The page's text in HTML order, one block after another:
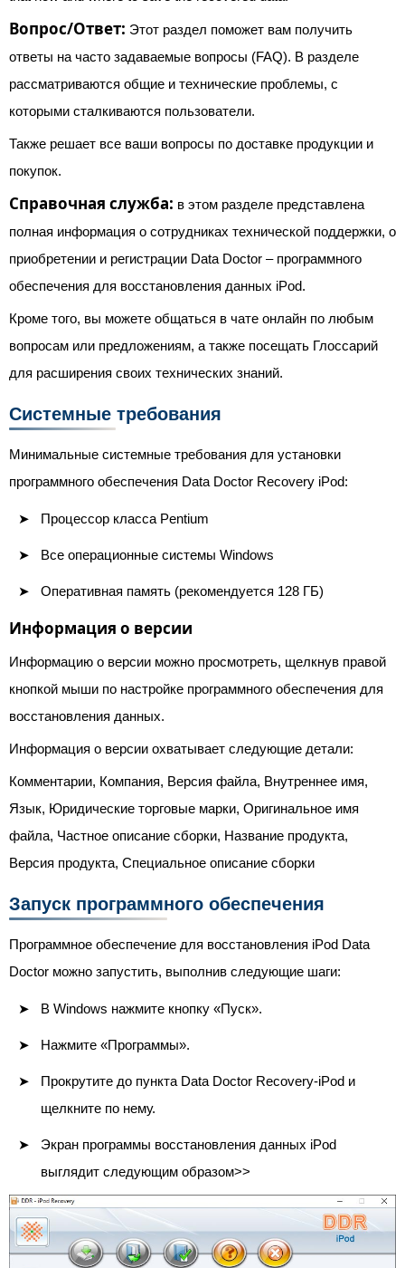
Вопрос/Ответ: Этот раздел поможет вам получить
ответы на часто задаваемые вопросы (FAQ). В разделе
рассматриваются общие и технические проблемы, с
которыми сталкиваются пользователи.
Также решает все ваши вопросы по доставке продукции и
покупок.
Справочная служба: в этом разделе представлена ​​
полная информация о сотрудниках технической поддержки, о
приобретении и регистрации Data Doctor – программного
обеспечения для восстановления данных iPod.
Кроме того, вы можете общаться в чате онлайн по любым
вопросам или предложениям, а также посещать Глоссарий
для расширения своих технических знаний.
Системные требования
Минимальные системные требования для установки
программного обеспечения Data Doctor Recovery iPod:
Процессор класса Pentium
Все операционные системы Windows
Оперативная память (рекомендуется 128 ГБ)
Информация о версии
Информацию о версии можно просмотреть, щелкнув правой
кнопкой мыши по настройке программного обеспечения для
восстановления данных.
Информация о версии охватывает следующие детали:
Комментарии, Компания, Версия файла, Внутреннее имя,
Язык, Юридические торговые марки, Оригинальное имя
файла, Частное описание сборки, Название продукта,
Версия продукта, Специальное описание сборки
Запуск программного обеспечения
Программное обеспечение для восстановления iPod Data
Doctor можно запустить, выполнив следующие шаги:
В Windows нажмите кнопку «Пуск».
Нажмите «Программы».
Прокрутите до пункта Data Doctor Recovery-iPod и
щелкните по нему.
Экран программы восстановления данных iPod
выглядит следующим образом>>